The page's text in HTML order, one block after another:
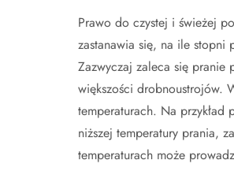
Prawo do czystej i świeżej
zastanawia się, na ile stopni
Zazwyczaj zaleca się
większości drobnoustrojów.
temperaturach. Na
niższej temperatury prania,
temperaturach może